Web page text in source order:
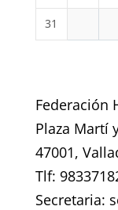
31
Federación
Plaza Martí
47001,
Tlf:
Secretaria: